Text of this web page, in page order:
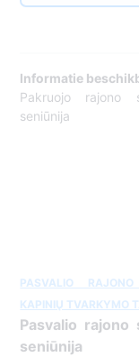
Informatie
Pakruojo rajono
seniūnija
PASVALIO
KAPINIŲ TVARKYMO
Pasvalio rajono
seniūnija